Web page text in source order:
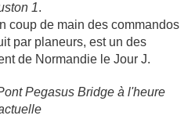
1.
coup de main des commandos
par planeurs, est un des
de Normandie le Jour J.
Pegasus Bridge à l'heure